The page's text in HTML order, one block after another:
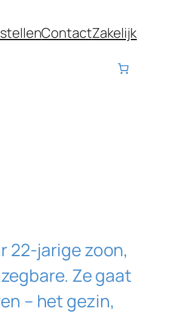
ContactZakelijk
22-jarige zoon,
Ze gaat
– het gezin,